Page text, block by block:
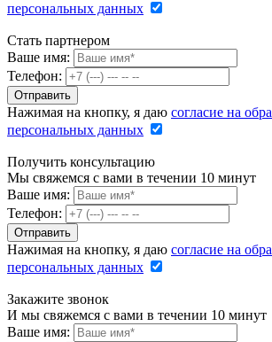
персональных данных
Стать партнером
Ваше имя:
Телефон:
Нажимая на кнопку, я даю согласие на
персональных данных
Получить консультацию
Мы свяжемся с вами в течении 10 минут
Ваше имя:
Телефон:
Нажимая на кнопку, я даю согласие на
персональных данных
Закажите звонок
И мы свяжемся с вами в течении 10 минут
Ваше имя: